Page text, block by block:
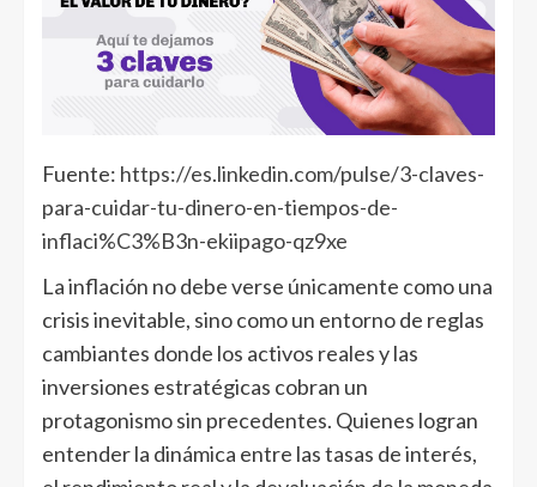
Fuente: https://es.linkedin.com/pulse/3-claves-
para-cuidar-tu-dinero-en-tiempos-de-
inflaci%C3%B3n-ekiipago-qz9xe
La inflación no debe verse únicamente como una
crisis inevitable, sino como un entorno de reglas
cambiantes donde los activos reales y las
inversiones estratégicas cobran un
protagonismo sin precedentes. Quienes logran
entender la dinámica entre las tasas de interés,